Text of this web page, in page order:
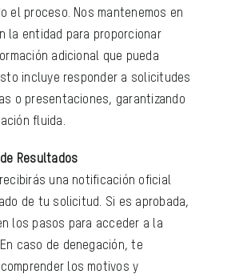
el proceso. Nos mantenemos en
la entidad para proporcionar
adicional que pueda
incluye responder a solicitudes
o presentaciones, garantizando
fluida.
Resultados
una notificación oficial
de tu solicitud. Si es aprobada,
los pasos para acceder a la
caso de denegación, te
los motivos y